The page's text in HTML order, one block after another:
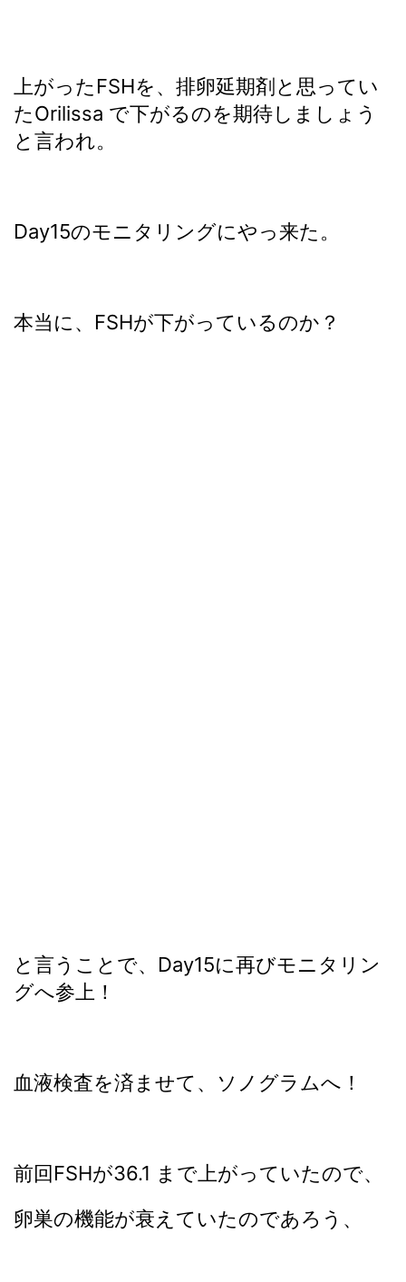
上がったFSHを、排卵延期剤と思ってい
たOrilissa で下がるのを期待しましょう
と言われ。
Day15のモニタリングにやっ来た。
本当に、FSHが下がっているのか？
と言うことで、Day15に再びモニタリン
グへ参上！
血液検査を済ませて、ソノグラムへ！
前回FSHが36.1 まで上がっていたので、
卵巣の機能が衰えていたのであろう、